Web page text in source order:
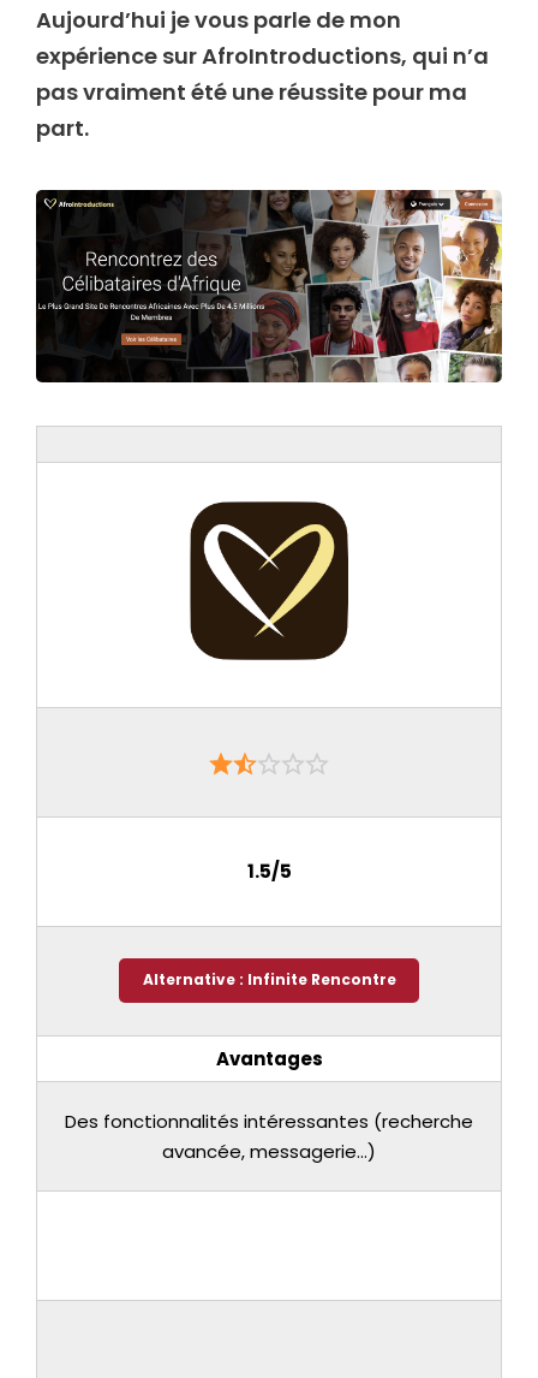
Aujourd’hui je vous parle de mon
expérience sur AfroIntroductions, qui n’a
pas vraiment été une réussite pour ma
part.
1.5/5
Alternative : Infinite Rencontre
Avantages
Des fonctionnalités intéressantes (recherche
avancée, messagerie...)